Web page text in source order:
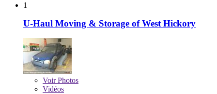
1
U-Haul Moving & Storage of West Hickory
VoirPhotos
Vidéos